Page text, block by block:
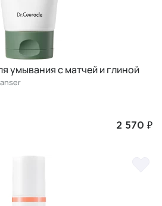
умывания с матчей и глиной
2 570 ₽